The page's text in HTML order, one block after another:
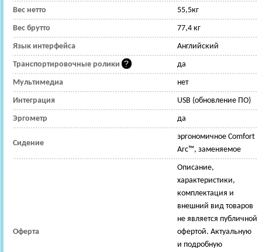
Вес нетто 55,5кг
Вес брутто 77,4 кг
Язык интерфейса Английский
Транспортировочные ролики да
Мультимедиа нет
Интеграция USB (обновление ПО)
Эргометр да
Сидение
эргономичное Comfort
Arc™, заменяемое
Оферта
Описание,
характеристики,
комплектация и
внешний вид товаров
не является публичной
офертой. Актуальную
и подробную